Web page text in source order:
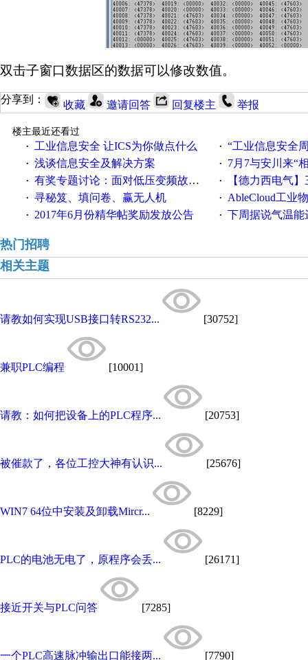
双击子窗口数据区的数据可以修改数值。
分享到： 收藏 邀请回答 回复楼主 举报
楼主最近还看过
·
工业信息安全 让ICS为你做点什么 · “工业信息安全周之我见”
· 浅谈信息安全及解决方案 · 7月7与安川来“
· 有奖专题讨论：面对低压变频故障，老手是这样解决的！ · 【德力西电气】三
· 寻秘笈、填问卷、赢无人机 · AbleCloud工业物联
· 2017年6月份精华帖奖励发放公告 · 下周据说气温能
热门招聘
相关主题
请教如何实现USB接口转RS232... [30752]
兼职PLC编程 [10001]
请教：如何把设备上的PLC程序... [20753]
被催款了，各位工控大神有认识... [25676]
WIN7 64位中安装及卸载Mircr... [8229]
PLC的电池无电了，原程序会丢... [26171]
接近开关与PLC问答 [7285]
一个PLC高速脉冲输出口能接两... [7790]